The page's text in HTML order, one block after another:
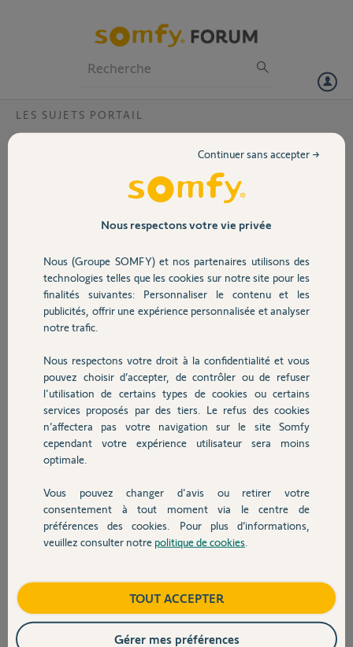
Volet
Sécurité
Domotique
Chauffage
Autres produits
Devis avec un pro
Contact
LES SUJETS PORTAIL
Raccordements pour accessoires sur axovia
Un portail motorisé va être posé dans quelques jours. Nous avons
opté pour un axovia multipro.
m'explique pas :
1) 7 & 8 pour sortie contact auxiliaire (contact sec pour 24V, 2A en
Très Basse Tension de Sécurité)
2) 19 & 20 pour alimentation 24V accessoires (1,2A max)
Pouvez vous me dire à quoi peuvent bien servir ces raccordements,
Merci pour votre aide.
Ludovic B.
il y a presque 8 ans
Participer au fil de discussion
Réponses
Précisez quelle est la référence de l'armoire de commande.
Richy C. il y a presque 8 ans
Nous respectons votre vie privée
Nous (Groupe SOMFY) et nos partenaires utilisons des
technologies telles que les cookies sur notre site pour les
finalités suivantes: Personnaliser le contenu et les
publicités, offrir une expérience personnalisée et analyser
notre trafic.
Nous respectons votre droit à la confidentialité et vous
pouvez choisir d’accepter, de contrôler ou de refuser
l'utilisation de certains types de cookies ou certains
services proposés par des tiers. Le refus des cookies
n’affectera pas votre navigation sur le site Somfy
cependant votre expérience utilisateur sera moins
optimale.
Vous pouvez changer d'avis ou retirer votre
consentement à tout moment via le centre de
préférences des cookies. Pour plus d’informations,
veuillez consulter notre politique de cookies
Continuer sans accepter →
TOUT ACCEPTER
Gérer mes préférences